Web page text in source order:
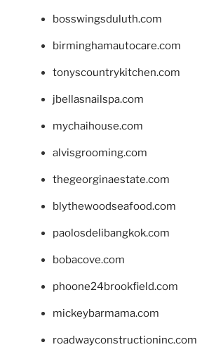
bosswingsduluth.com
birminghamautocare.com
tonyscountrykitchen.com
jbellasnailspa.com
mychaihouse.com
alvisgrooming.com
thegeorginaestate.com
blythewoodseafood.com
paolosdelibangkok.com
bobacove.com
phoone24brookfield.com
mickeybarmama.com
roadwayconstructioninc.com